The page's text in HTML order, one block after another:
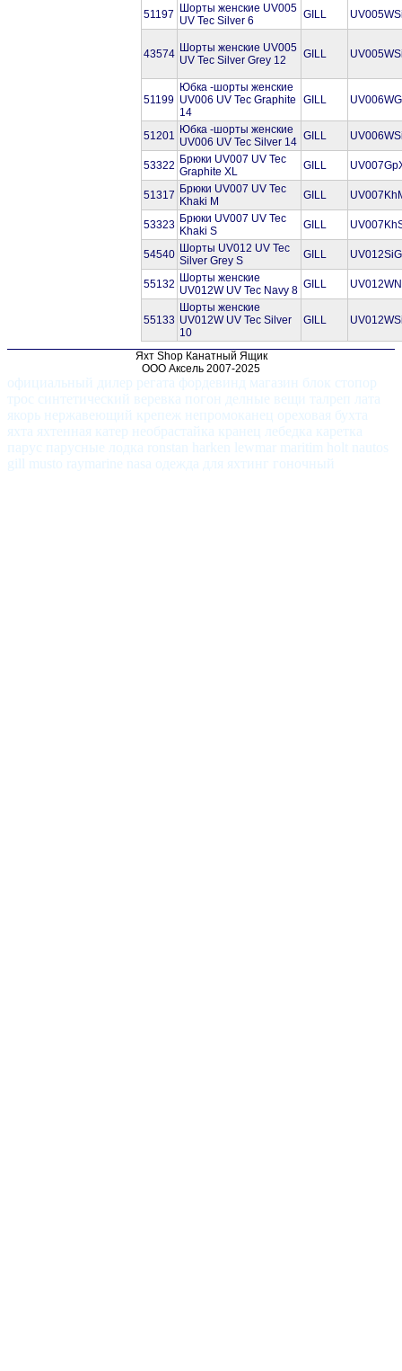
51197 Шорты женские UV005
UV Tec Silver 6
GILL
43574 Шорты женские UV005
UV Tec Silver Grey 12
GILL
51199
Юбка -шорты женские
UV006 UV Tec Graphite
14
GILL
51201
Юбка -шорты женские
UV006 UV Tec Silver 14 GILL
53322 Брюки UV007 UV Tec
Graphite XL
GILL
51317 Брюки UV007 UV Tec
Khaki M
GILL
53323 Брюки UV007 UV Tec
Khaki S
GILL
54540 Шорты UV012 UV Tec
Silver Grey S
GILL
55132 Шорты женские
UV012W UV Tec Navy 8 GILL
55133
Шорты женские
UV012W UV Tec Silver
10
GILL
Яхт Shop Канатный Ящик
ООО Аксель 2007-2025
официальный дилер регата фордевинд магазин блок стопор
трос синтетический веревка погон делные вещи талреп лата
якорь нержавеющий крепеж непромоканец ореховая бухта
яхта яхтенная катер необрастайка кранец лебедка каретка
парус парусные лодка ronstan harken lewmar maritim holt nautos
gill musto raymarine nasa одежда для яхтинг гоночный